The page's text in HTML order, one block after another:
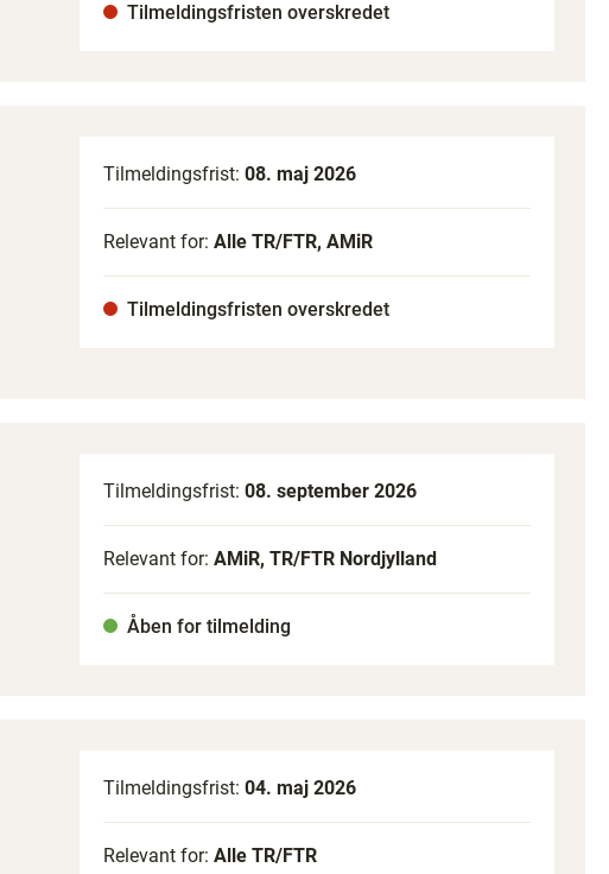
Tilmeldingsfristen overskredet
Tilmeldingsfrist: 08. maj 2026
Relevant for: Alle TR/FTR, AMiR
Tilmeldingsfristen overskredet
Tilmeldingsfrist: 08. september 2026
Relevant for: AMiR, TR/FTR Nordjylland
Åben for tilmelding
Tilmeldingsfrist: 04. maj 2026
Relevant for: Alle TR/FTR